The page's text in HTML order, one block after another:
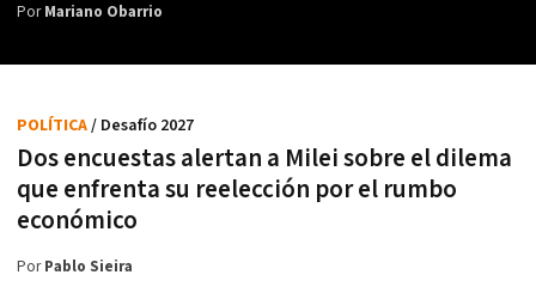
PorMariano Obarrio
Dos encuestas alertan a Milei sobre el dilema
que enfrenta su reelección por el rumbo
económico
POLÍTICA/ Desafío 2027
PorPablo Sieira